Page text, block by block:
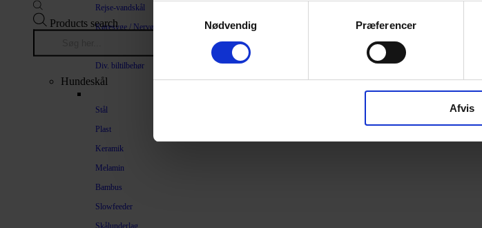
Nødvendig
Præferencer
Afvis
Rejse-vandskål
Køresyge / Nervøsitet
Div. biltilbehør
Hundeskål
Stål
Plast
Keramik
Melamin
Bambus
Slowfeeder
Skålunderlag
Products search